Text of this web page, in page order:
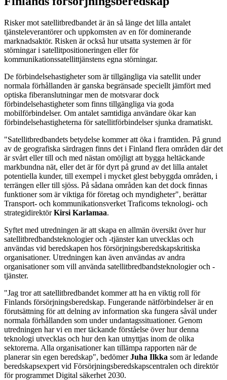
Risker mot satellitbredbandet är än så länge det lilla antalet
tjänsteleverantörer och uppkomsten av en för dominerande
marknadsaktör. Risken är också hur utsatta systemen är för
störningar i satellitpositioneringen eller för
kommunikationssatellittjänstens egna störningar.
De förbindelsehastigheter som är tillgängliga via satellit under
normala förhållanden är ganska begränsade speciellt jämfört med
optiska fiberanslutningar men de motsvarar dock
förbindelsehastigheter som finns tillgängliga via goda
mobilförbindelser. Om antalet samtidiga användare ökar kan
förbindelsehastigheterna för satellitförbindelser sjunka dramatiskt.
"Satellitbredbandets betydelse kommer att öka i framtiden. På grund
av de geografiska särdragen finns det i Finland flera områden där det
är svårt eller till och med nästan omöjligt att bygga heltäckande
markbundna nät, eller det är för dyrt på grund av det lilla antalet
potentiella kunder, till exempel i mycket glest bebyggda områden, i
terrängen eller till sjöss. På sådana områden kan det dock finnas
funktioner som är viktiga för företag och myndigheter", berättar
Transport- och kommunikationsverket Traficoms teknologi- och
strategidirektörKirsi Karlamaa.
Syftet med utredningen är att skapa en allmän översikt över hur
satellitbredbandsteknologier och -tjänster kan utvecklas och
användas vid beredskapen hos försörjningsberedskapskritiska
organisationer. Utredningen kan även användas av andra
organisationer som vill använda satellitbredbandsteknologier och -
tjänster.
"Jag tror att satellitbredbandet kommer att ha en viktig roll för
Finlands försörjningsberedskap. Fungerande nätförbindelser är en
förutsättning för att delning av information ska fungera såväl under
normala förhållanden som under undantagssituationer. Genom
utredningen har vi en mer täckande förståelse över hur denna
teknologi utvecklas och hur den kan utnyttjas inom de olika
sektorerna. Alla organisationer kan tillämpa rapporten när de
planerar sin egen beredskap", bedömerJuha Ilkka som är ledande
beredskapsexpert vid Försörjningsberedskapscentralen och direktör
för programmet Digital säkerhet 2030.